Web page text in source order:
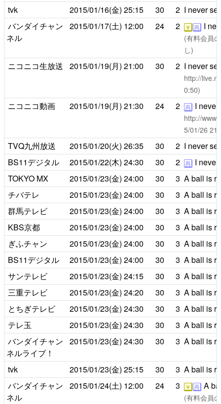
tvk 2015/01/16(金) 25:15 30 2 I never
バンダイチャン
ネル
2015/01/17(土) 12:00 24 2 ￥ 再 I
(有料会員
し)
ニコニコ生放送 2015/01/19(月) 21:00 30 2 I never
http://
0:50)
ニコニコ動画 2015/01/19(月) 21:30 24 2 再 I
http://
5/01/26
TVQ九州放送 2015/01/20(火) 26:35 30 2 I never
BS11デジタル
2015/01/22(木) 24:30 30 2 再 I
TOKYO MX
2015/01/23(金) 24:00 30 3 A ball is
チバテレ
2015/01/23(金) 24:00 30 3 A ball is
群馬テレビ
2015/01/23(金) 24:00 30 3 A ball is
KBS京都
2015/01/23(金) 24:00 30 3 A ball is
ぎふチャン
2015/01/23(金) 24:00 30 3 A ball is
BS11デジタル
2015/01/23(金) 24:00 30 3 A ball is
サンテレビ
2015/01/23(金) 24:15 30 3 A ball is
三重テレビ
2015/01/23(金) 24:20 30 3 A ball is
とちぎテレビ
2015/01/23(金) 24:30 30 3 A ball is
テレ玉
2015/01/23(金) 24:30 30 3 A ball is
バンダイチャン
ネルライブ！
2015/01/23(金) 24:30 30 3 A ball is
tvk 2015/01/23(金) 25:15 30 3 A ball is
バンダイチャン
ネル
2015/01/24(土) 12:00 24 3 ￥ 再 A
(有料会員